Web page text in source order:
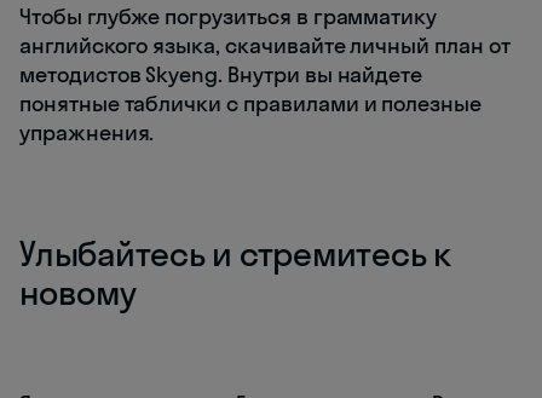
Чтобы глубже погрузиться в грамматику
английского языка, скачивайте личный план от
методистов Skyeng. Внутри вы найдете
понятные таблички с правилами и полезные
упражнения.
Улыбайтесь и стремитесь к
новому